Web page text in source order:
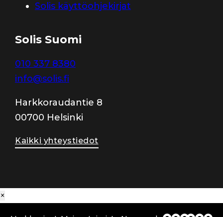
Solis käyttöohjekirjat
Solis Suomi
010 337 8380
info@solis.fi
Harkkoraudantie 8
00700 Helsinki
Kaikki yhteystiedot
×